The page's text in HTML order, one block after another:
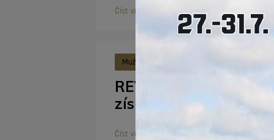
Číst více
Muži A
REVIEW | Hradec
získala po nájezdech
Číst více